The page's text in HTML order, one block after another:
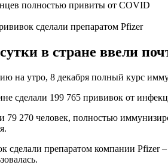
сделали препаратом Pfizer
в стране ввели
на утро, 8 декабря полный курс
сделали 199 765 прививок от
79 270 человек, полностью
сделали препаратом компании